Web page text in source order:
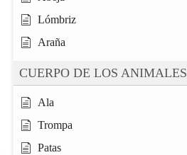
Lómbriz
Araña
CUERPO DE LOS ANIMALES
Ala
Trompa
Patas